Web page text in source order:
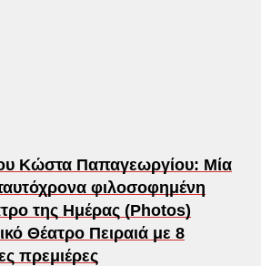
Κώστα Παπαγεωργίου: Μία
φιλοσοφημένη
της Ημέρας (Photos)
Θέατρο Πειραιά με 8
πρεμιέρες